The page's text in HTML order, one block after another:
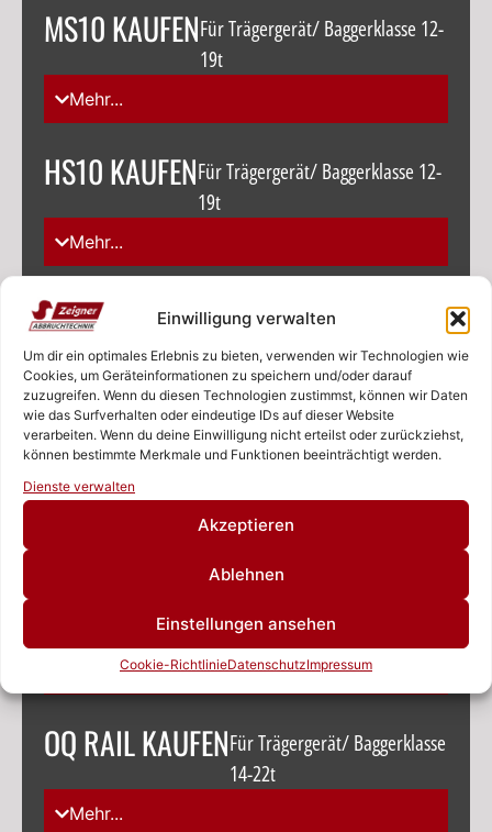
Einwilligung verwalten
Um dir ein optimales Erlebnis zu bieten, verwenden wir Technologien wie
Cookies, um Geräteinformationen zu speichern und/oder darauf
zuzugreifen. Wenn du diesen Technologien zustimmst, können wir Daten
wie das Surfverhalten oder eindeutige IDs auf dieser Website
verarbeiten. Wenn du deine Einwilligung nicht erteilst oder zurückziehst,
können bestimmte Merkmale und Funktionen beeinträchtigt werden.
Dienste verwalten
Akzeptieren
Ablehnen
Einstellungen ansehen
Cookie-RichtlinieDatenschutzImpressum
MS10 KAUFENFür Trägergerät/ Baggerklasse 12-
19t
Mehr...
HS10 KAUFENFür Trägergerät/ Baggerklasse 12-
19t
Mehr...
HS10V KAUFENFür Trägergerät/ Baggerklasse
12-19t
Mehr...
SW10 KAUFENFür Trägergerät/ Baggerklasse 12-
22t
Mehr...
OQ RAIL KAUFENFür Trägergerät/ Baggerklasse
14-22t
Mehr...
Rufen Sie uns an!